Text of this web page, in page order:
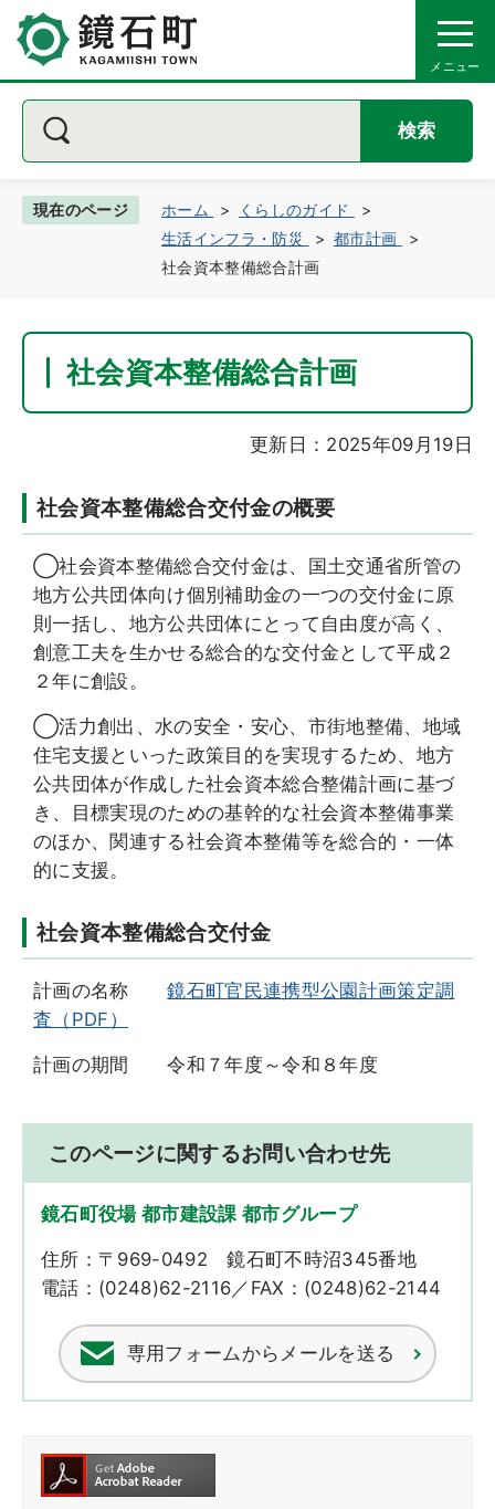
検索
現在のページ ホーム
くらしのガイド
生活インフラ・防災
都市計画
社会資本整備総合計画
社会資本整備総合計画
更新日：2025年09月19日
社会資本整備総合交付金の概要
◯社会資本整備総合交付金は、国土交通省所管の
地方公共団体向け個別補助金の一つの交付金に原
則一括し、地方公共団体にとって自由度が高く、
創意工夫を生かせる総合的な交付金として平成２
２年に創設。
◯活力創出、水の安全・安心、市街地整備、地域
住宅支援といった政策目的を実現するため、地方
公共団体が作成した社会資本総合整備計画に基づ
き、目標実現のための基幹的な社会資本整備事業
のほか、関連する社会資本整備等を総合的・一体
的に支援。
社会資本整備総合交付金
計画の名称鏡石町官民連携型公園計画策定調
査（PDF）
計画の期間 令和７年度～令和８年度
このページに関するお問い合わせ先
鏡石町役場 都市建設課 都市グループ
住所：〒969-0492 鏡石町不時沼345番地
電話：(0248)62-2116／FAX：(0248)62-2144
専用フォームからメールを送る